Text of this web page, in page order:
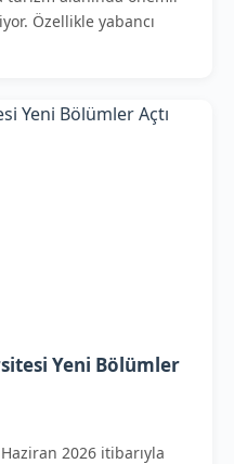
Özellikle yabancı
Yeni Bölümler
2026 itibarıyla